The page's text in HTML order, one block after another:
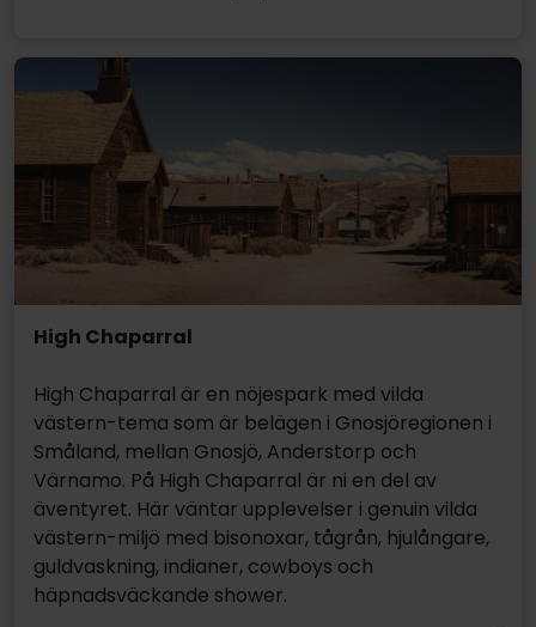
High Chaparral
High Chaparral är en nöjespark med vilda
västern-tema som är belägen i Gnosjöregionen i
Småland, mellan Gnosjö, Anderstorp och
Värnamo. På High Chaparral är ni en del av
äventyret. Här väntar upplevelser i genuin vilda
västern-miljö med bisonoxar, tågrån, hjulångare,
guldvaskning, indianer, cowboys och
häpnadsväckande shower.